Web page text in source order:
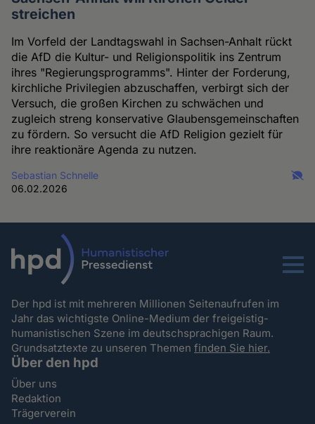
streichen
Im Vorfeld der Landtagswahl in Sachsen-Anhalt rückt
die AfD die Kultur- und Religionspolitik ins Zentrum
ihres "Regierungsprogramms". Hinter der Forderung,
kirchliche Privilegien abzuschaffen, verbirgt sich der
Versuch, die großen Kirchen zu schwächen und
zugleich streng konservative Glaubensgemeinschaften
zu fördern. So versucht die AfD Religion gezielt für
ihre reaktionäre Agenda zu nutzen.
Sebastian Schnelle
06.02.2026
Menu
Der hpd ist mit mehreren Millionen Seitenaufrufen im
Jahr das wichtigste Online-Medium der freigeistig-
humanistischen Szene im deutschsprachigen Raum.
Grundsatztexte zu unseren Themenfinden Sie hier.
Über den hpd
Über uns
Redaktion
Trägerverein